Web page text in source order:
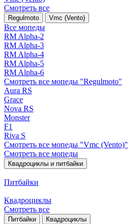
Смотреть все
Regulmoto Vmc (Vento)
Все мопеды
RM Alpha-2
RM Alpha-3
RM Alpha-4
RM Alpha-5
RM Alpha-6
Смотреть все мопеды "Regulmoto"
Aura RS
Grace
Nova RS
Monster
F1
Riva S
Смотреть все мопеды "Vmc (Vento)"
Смотреть все мопеды
Квадроциклы и питбайки
Питбайки
Квадроциклы
Смотреть все
Питбайки Квадроциклы